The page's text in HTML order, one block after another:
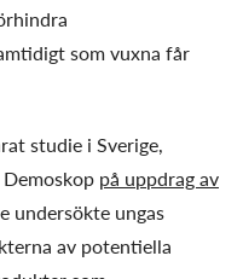
som vuxna får
studie i Sverige,
på uppdrag av
undersökte ungas
av potentiella